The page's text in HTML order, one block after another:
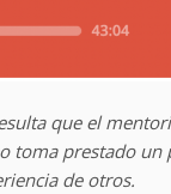
que el
prestado un
de otros.